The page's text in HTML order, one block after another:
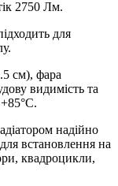
2750 Лм.
для
см), фара
видимість та
надійно
встановлення на
квадроцикли,